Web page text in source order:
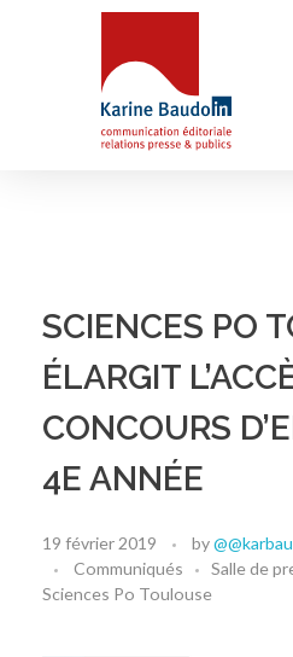
SCIENCES PO
ÉLARGIT
CONCOURS
4E ANNÉE
19 février 2019 by@@karbau
Communiqués
Salle de
Sciences Po Toulouse